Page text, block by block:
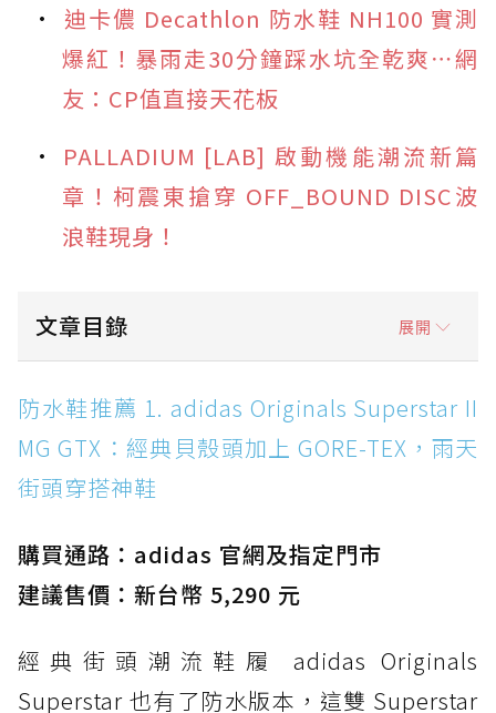
迪卡儂 Decathlon 防水鞋 NH100 實測
爆紅！暴雨走30分鐘踩水坑全乾爽⋯網
友：CP值直接天花板
PALLADIUM [LAB] 啟動機能潮流新篇
章！柯震東搶穿 OFF_BOUND DISC波
浪鞋現身！
文章目錄 展開
防水鞋推薦 1. adidas Originals Superstar II
MG GTX：經典貝殼頭加上 GORE-TEX，雨天街
頭穿搭神鞋
防水鞋推薦 2. New Balance Hierro v9 GORE-
防水鞋推薦 3. Nike Dunk Low GORE-TEX：
經典 Dunk 輪廓加上防水科技，雨天穿搭帥度不
打折
防水鞋推薦 4. ASICS TRABUCO 14 GTX：搭
載 GORE-TEX 隱形貼合科技，全方位防水神鞋
防水鞋推薦 1. adidas Originals Superstar II
MG GTX：經典貝殼頭加上 GORE-TEX，雨天
街頭穿搭神鞋
購買通路：adidas 官網及指定門市
建議售價：新台幣 5,290 元
經典街頭潮流鞋履 adidas Originals
Superstar 也有了防水版本，這雙 Superstar